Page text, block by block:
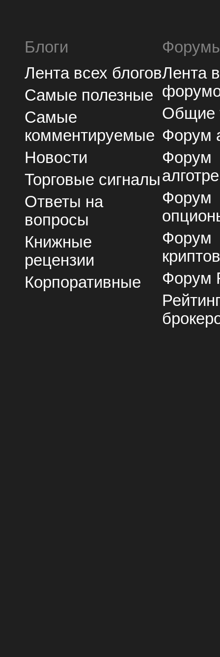
Блоги
Лента всех блогов
Самые полезные
Самые
комментируемые
Новости
Торговые сигналы
Ответы на
вопросы
Книжные
рецензии
Корпоративные
Лента
Общие
Форум
Форум
Форум
Форум
Форум